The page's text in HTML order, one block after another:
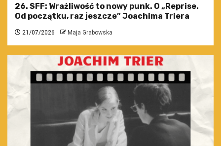
26. SFF: Wrażliwość to nowy punk. O „Reprise.
Od początku, raz jeszcze” Joachima Triera
21/07/2026 Maja Grabowska